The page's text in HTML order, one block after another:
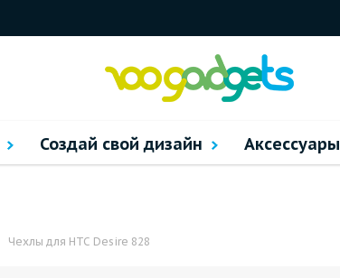
Создай свой дизайн Аксессуары
Чехлы для HTC Desire 828